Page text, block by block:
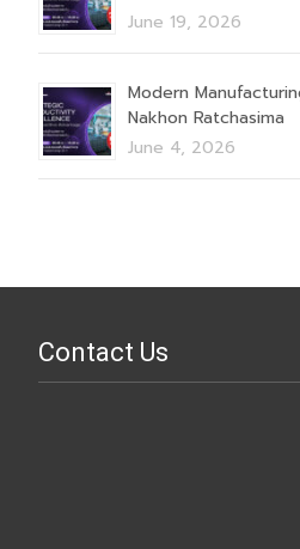
June 19, 2026
Modern
Nakhon Ratchasima
June 4, 2026
Contact Us